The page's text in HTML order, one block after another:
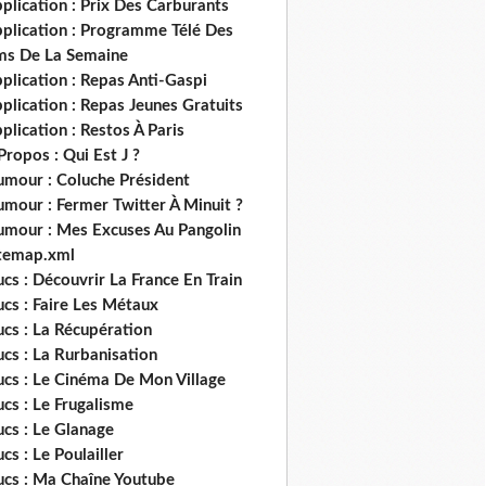
: Prix Des Carburants
: Programme Télé Des
De La Semaine
: Repas Anti-Gaspi
: Repas Jeunes Gratuits
: Restos À Paris
: Qui Est J ?
: Coluche Président
: Fermer Twitter À Minuit ?
: Mes Excuses Au Pangolin
: Découvrir La France En Train
: Faire Les Métaux
: La Récupération
: La Rurbanisation
: Le Cinéma De Mon Village
: Le Frugalisme
: Le Glanage
: Le Poulailler
: Ma Chaîne Youtube